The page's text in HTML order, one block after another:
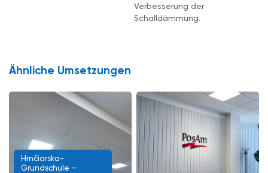
Verbesserung der
Schalldämmung.
Ähnliche Umsetzungen
Hrnčiarska-
Grundschule –